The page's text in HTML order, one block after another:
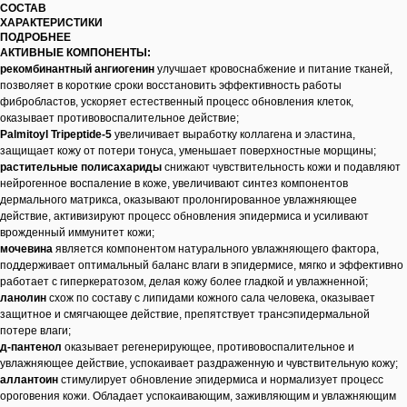
СОСТАВ
ХАРАКТЕРИСТИКИ
ПОДРОБНЕЕ
АКТИВНЫЕ КОМПОНЕНТЫ:
рекомбинантный ангиогенин улучшает кровоснабжение и питание тканей,
позволяет в короткие сроки восстановить эффективность работы
фибробластов, ускоряет естественный процесс обновления клеток,
оказывает противовоспалительное действие;
Palmitoyl Tripeptide-5 увеличивает выработку коллагена и эластина,
защищает кожу от потери тонуса, уменьшает поверхностные морщины;
растительные полисахариды снижают чувствительность кожи и подавляют
нейрогенное воспаление в коже, увеличивают синтез компонентов
дермального матрикса, оказывают пролонгированное увлажняющее
действие, активизируют процесс обновления эпидермиса и усиливают
врожденный иммунитет кожи;
мочевина является компонентом натурального увлажняющего фактора,
поддерживает оптимальный баланс влаги в эпидермисе, мягко и эффективно
работает с гиперкератозом, делая кожу более гладкой и увлажненной;
ланолин схож по составу с липидами кожного сала человека, оказывает
защитное и смягчающее действие, препятствует трансэпидермальной
потере влаги;
д-пантенол оказывает регенерирующее, противовоспалительное и
увлажняющее действие, успокаивает раздраженную и чувствительную кожу;
аллантоин стимулирует обновление эпидермиса и нормализует процесс
ороговения кожи. Обладает успокаивающим, заживляющим и увлажняющим